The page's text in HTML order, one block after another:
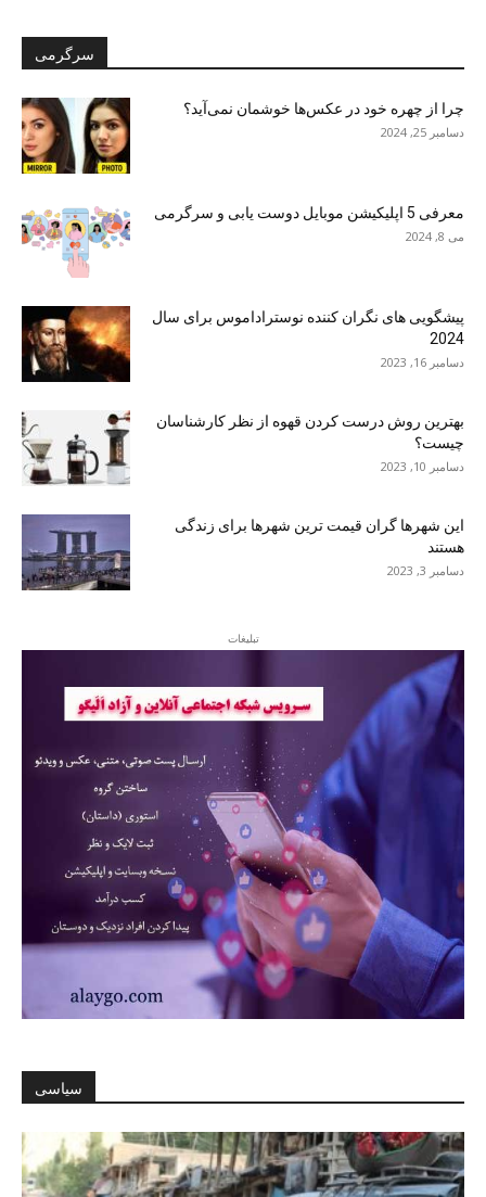
سرگرمی
چرا از چهره خود در عکس‌ها خوشمان نمی‌آید؟
دسامبر 25, 2024
معرفی 5 اپلیکیشن موبایل دوست یابی و سرگرمی
می 8, 2024
پیشگویی های نگران کننده نوستراداموس برای سال
2024
دسامبر 16, 2023
بهترین روش درست کردن قهوه از نظر کارشناسان
چیست؟
دسامبر 10, 2023
این شهرها گران قیمت ترین شهرها برای زندگی
هستند
دسامبر 3, 2023
تبلیغات
سیاسی